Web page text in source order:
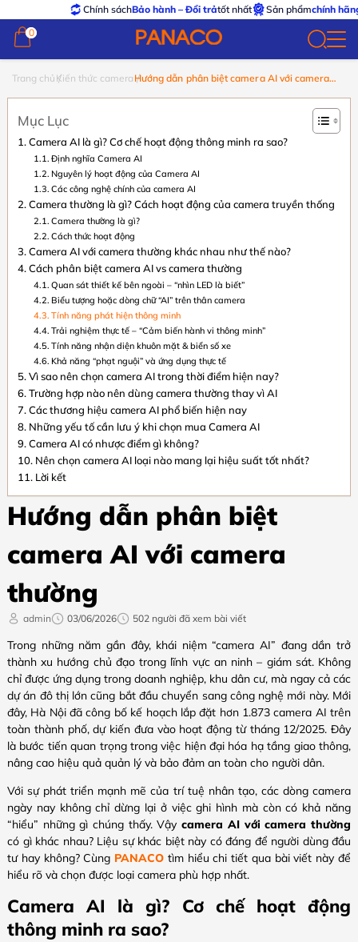
Chính sáchBảo hành – Đổi trảtốt nhất Sản phẩmchính hãng – xuất
0
0
Trang chủ Kiến thức camera Hướng dẫn phân biệt camera AI với camera
Mục Lục
Camera AI là gì? Cơ chế hoạt động thông minh ra sao?
Định nghĩa Camera AI
Nguyên lý hoạt động của Camera AI
Các công nghệ chính của camera AI
Camera thường là gì? Cách hoạt động của camera truyền thống
Camera thường là gì?
Cách thức hoạt động
Camera AI với camera thường khác nhau như thế nào?
Cách phân biệt camera AI vs camera thường
Quan sát thiết kế bên ngoài – “nhìn LED là biết”
Biểu tượng hoặc dòng chữ “AI” trên thân camera
Tính năng phát hiện thông minh
Trải nghiệm thực tế – “Cảm biến hành vi thông minh”
Tính năng nhận diện khuôn mặt & biển số xe
Khả năng “phạt nguội” và ứng dụng thực tế
Vì sao nên chọn camera AI trong thời điểm hiện nay?
Trường hợp nào nên dùng camera thường thay vì AI
Các thương hiệu camera AI phổ biến hiện nay
Những yếu tố cần lưu ý khi chọn mua Camera AI
Camera AI có nhược điểm gì không?
Nên chọn camera AI loại nào mang lại hiệu suất tốt nhất?
Lời kết
Hướng dẫn phân biệt
camera AI với camera
thường
admin 03/06/2026 502 người đã xem bài viết
Trong những năm gần đây, khái niệm “camera AI” đang dần trở
thành xu hướng chủ đạo trong lĩnh vực an ninh – giám sát. Không
chỉ được ứng dụng trong doanh nghiệp, khu dân cư, mà ngay cả các
dự án đô thị lớn cũng bắt đầu chuyển sang công nghệ mới này. Mới
đây, Hà Nội đã công bố kế hoạch lắp đặt hơn 1.873 camera AI trên
toàn thành phố, dự kiến đưa vào hoạt động từ tháng 12/2025. Đây
là bước tiến quan trọng trong việc hiện đại hóa hạ tầng giao thông,
nâng cao hiệu quả quản lý và bảo đảm an toàn cho người dân.
Với sự phát triển mạnh mẽ của trí tuệ nhân tạo, các dòng camera
ngày nay không chỉ dừng lại ở việc ghi hình mà còn có khả năng
“hiểu” những gì chúng thấy. Vậycamera AI với camera thường
có gì khác nhau? Liệu sự khác biệt này có đáng để người dùng đầu
tư hay không? Cùng PANACO tìm hiểu chi tiết qua bài viết này để
hiểu rõ và chọn được loại camera phù hợp nhất.
Camera AI là gì? Cơ chế hoạt động
thông minh ra sao?